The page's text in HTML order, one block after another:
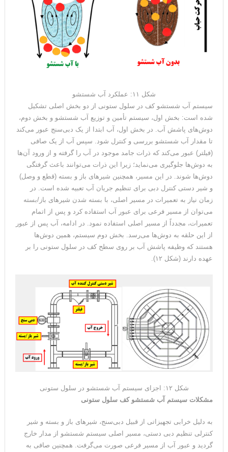
شکل ۱۱: عملکرد آب شستشو
سیستم آب شستشو کف در سلول ستونی از دو بخش اصلی تشکیل
شده است: بخش اول، سیستم تأمین و توزیع آب شستشو و بخش دوم،
دوش‌های پاشش آب. در بخش اول، آب ابتدا از یک دبی‌سنج عبور می‌کند
تا مقدار آب شستشو بررسی و کنترل شود. سپس آب از یک صافی
(فیلتر) عبور می‌کند که ذرات جامد موجود در آب را گرفته و از ورود آن‌ها
به دوش‌ها جلوگیری می‌نماید؛ زیرا این ذرات می‌توانند باعث گرفتگی
دوش‌ها شوند. در این مسیر، همچنین شیرهای باز و بسته (قطع و وصل)
و شیر دستی کنترل دبی برای تنظیم جریان آب تعبیه شده است. در
زمان نیاز به تعمیرات در مسیر اصلی، با بسته شدن شیرهای باز/بسته
می‌توان از مسیر فرعی برای عبور آب استفاده کرد و پس از اتمام
تعمیرات، مجدداً از مسیر اصلی استفاده نمود. در ادامه، آب پس از عبور
از این حلقه به دوش‌ها می‌رسد. بخش دوم سیستم، همین دوش‌ها
هستند که وظیفه پاشش آب بر روی سطح کف در سلول ستونی را بر
عهده دارند (شکل ۱۲).
شکل ۱۲: اجزای سیستم آب شستشو در سلول ستونی
مشکلات سیستم آب شستشو کف سلول ستونی
به دلیل خرابی تجهیزاتی از قبیل دبی‌سنج، شیرهای باز و بسته و شیر
کنترلی تنظیم دبی دستی، مسیر اصلی سیستم شستشو از مدار خارج
گردید و عبور آب از مسیر فرعی صورت می‌گرفت. همچنین صافی به